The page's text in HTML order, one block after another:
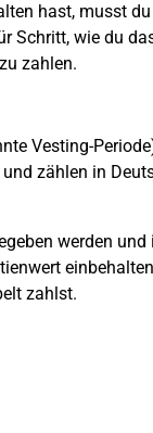
hast, musst
Schritt, wie du
zahlen.
Vesting-
zählen in
werden
zahlst.